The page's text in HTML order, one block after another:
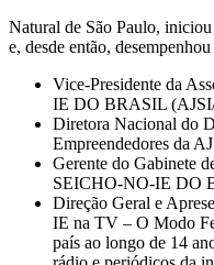
Natural de São Paulo,
e, desde então,
Vice-Presidente da
IE DO BRASIL
Diretora Nacional do
Empreendedores da
Gerente do Gabinete
SEICHO-NO-IE DO
Direção Geral e
IE na TV – O Modo
país ao longo de 14